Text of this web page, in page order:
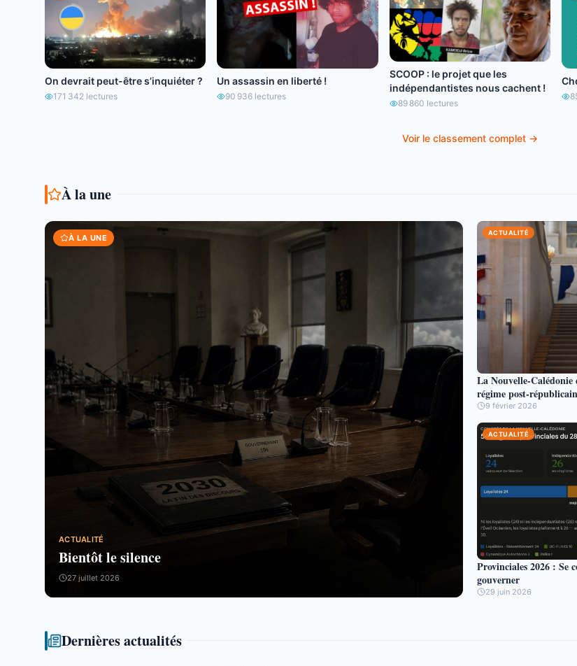
On devrait peut-être s’inquiéter ?
171 342 lectures
Un assassin en liberté !
90 936 lectures
SCOOP : le projet que les
indépendantistes nous cachent !
89 860 lectures
Voir le classement complet →
À la une
À LA UNE
ACTUALITÉ
Bientôt le silence
27 juillet 2026
ACTUALITÉ
La Nouvelle-Calédonie
régime post-républicain
9 février 2026
ACTUALITÉ
Provinciales 2026 : Se
gouverner
29 juin 2026
Dernières actualités